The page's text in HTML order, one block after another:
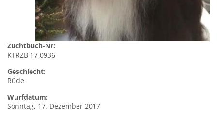
Zuchtbuch-Nr:
KTRZB 17 0936
Geschlecht:
Rüde
Wurfdatum:
Sonntag, 17. Dezember 2017